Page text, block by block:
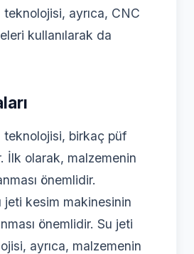
ayrıca, CNC
kullanılarak da
teknolojisi, birkaç püf
İlk olarak, malzemenin
önemlidir.
jeti kesim makinesinin
önemlidir. Su jeti
ayrıca, malzemenin